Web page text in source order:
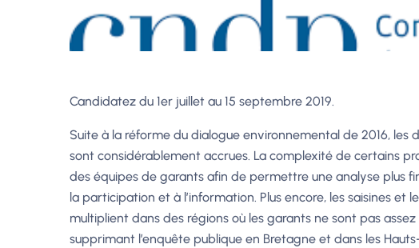
Candidatez du 1er juillet au 15 septembre 2019.
Suite à la réforme du dialogue environnemental de 2016,
sont considérablement accrues. La complexité de certains
des équipes de garants afin de permettre une analyse plus
la participation et à l’information. Plus encore, les saisines
multiplient dans des régions où les garants ne sont pas
supprimant l’enquête publique en Bretagne et dans les